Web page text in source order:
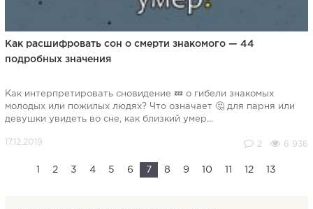
Как расшифровать сон о смерти знакомого — 44
подробных значения
Как интерпретировать сновидение 💤 о гибели знакомых
молодых или пожилых людях? Что означает 🤔 для парня или
девушки увидеть во сне, как близкий умер...
2 6 936
2 3 4 5 6 7 8 9 10 12 13